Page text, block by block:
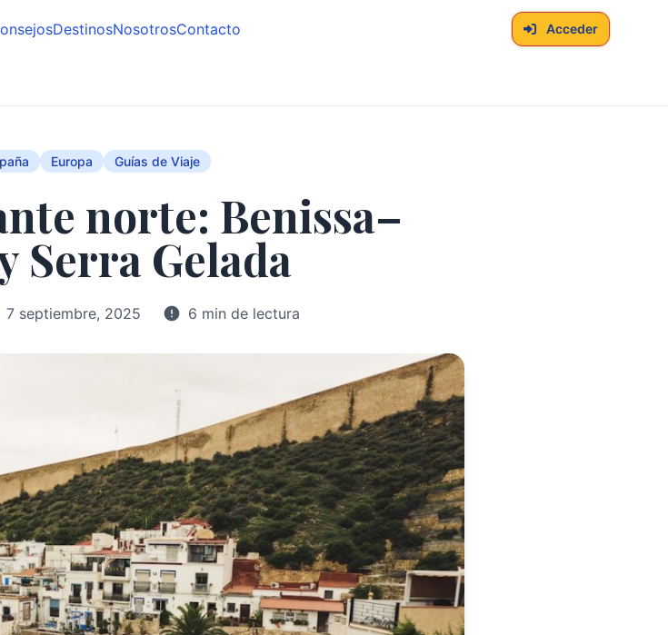
DestinosNosotrosContacto Acceder
Europa Guías de Viaje
norte: Benissa–
Serra Gelada
7 septiembre, 2025 6 min de lectura